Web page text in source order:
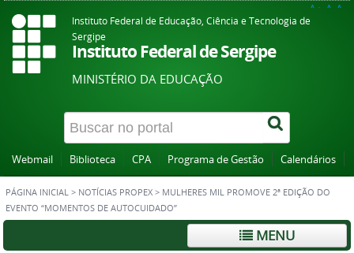
A+ A A-
Instituto Federal de Educação, Ciência e Tecnologia de
Sergipe
Instituto Federal de Sergipe
MINISTÉRIO DA EDUCAÇÃO
Webmail Biblioteca CPA Programa de Gestão Calendários
PÁGINA INICIAL > NOTÍCIAS PROPEX > MULHERES MIL PROMOVE 2ª EDIÇÃO DO
EVENTO “MOMENTOS DE AUTOCUIDADO”
MENU